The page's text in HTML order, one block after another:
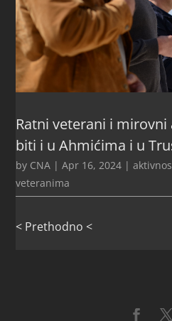
Ratni veterani i
biti i u Ahmićima i u
by CNA |Apr 16, 2024 |
veteranima
< Prethodno <